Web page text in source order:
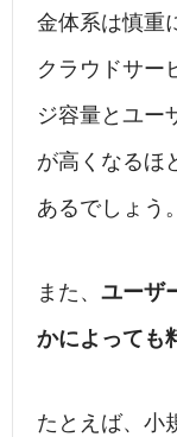
金体系は慎重
クラウドサー
ジ容量とユー
が高くなるほ
あるでしょう。
また、 ユーザ
かによっても
たとえば、小